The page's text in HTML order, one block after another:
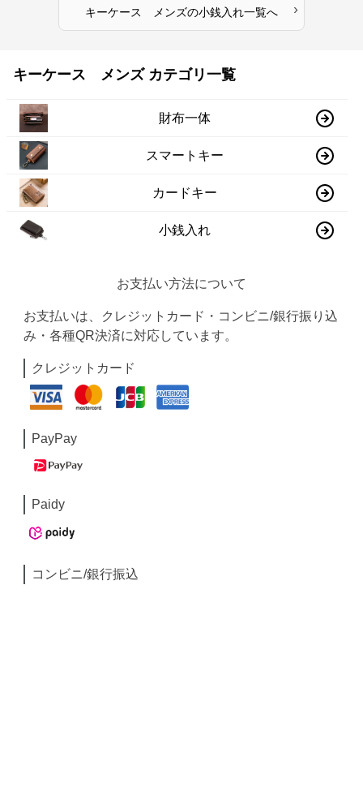
キーケース メンズの小銭入れ一覧へ ›
キーケース メンズ カテゴリ一覧
財布一体
スマートキー
カードキー
小銭入れ
お支払い方法について
お支払いは、クレジットカード・コンビニ/銀行振り込
み・各種QR決済に対応しています。
クレジットカード
PayPay
Paidy
コンビニ/銀行振込